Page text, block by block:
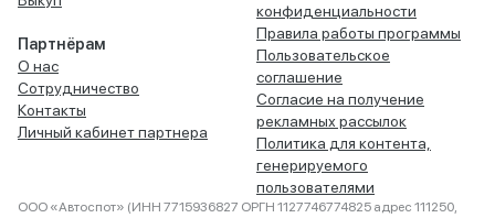
Партнёрам
О нас
Сотрудничество
Контакты
Личный кабинет партнера
конфиденциальности
Правила работы программы
Пользовательское
соглашение
Согласие на получение
рекламных рассылок
Политика для контента,
генерируемого
пользователями
ООО «Автоспот» (ИНН 7715936827 ОРГН 1127746774825 адрес 111250,